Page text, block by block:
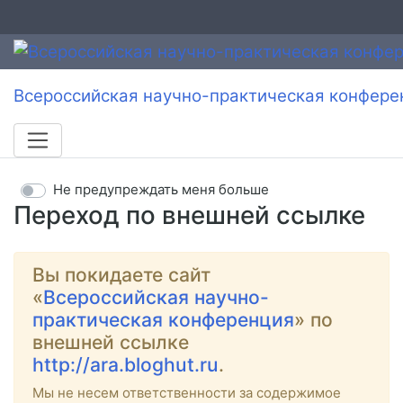
Всероссийская научно-практическая
Переход по внешней ссылке
Не предупреждать меня больше
Вы покидаете сайт
«Всероссийская научно-
практическая конференция» по
внешней ссылке
http://ara.bloghut.ru.
Мы не несем ответственности за содержимое